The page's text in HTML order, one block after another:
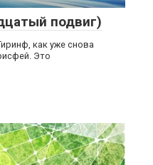
подвиг)
как уже снова
Это